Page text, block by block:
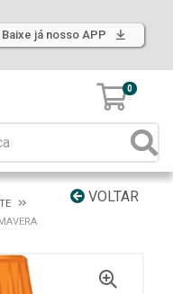
Baixe já nosso APP
0
VOLTAR